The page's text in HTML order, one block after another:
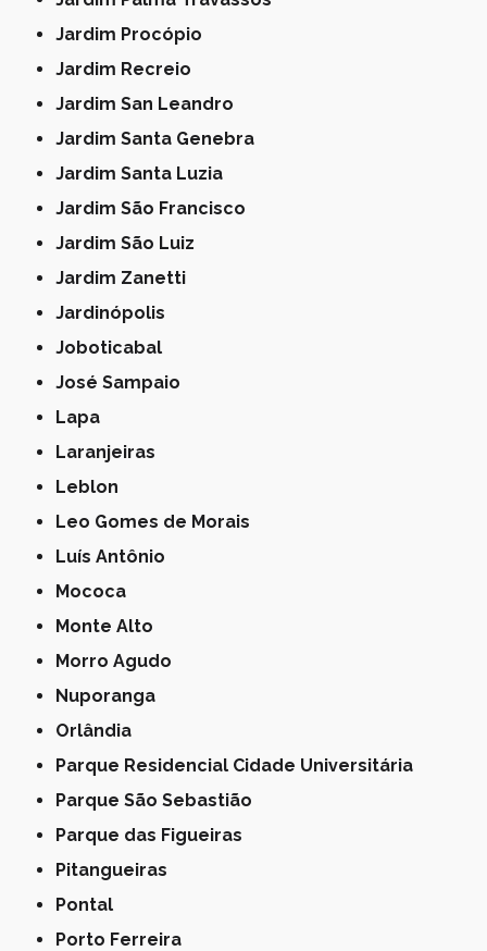
Jardim Procópio
Jardim Recreio
Jardim San Leandro
Jardim Santa Genebra
Jardim Santa Luzia
Jardim São Francisco
Jardim São Luiz
Jardim Zanetti
Jardinópolis
Joboticabal
José Sampaio
Lapa
Laranjeiras
Leblon
Leo Gomes de Morais
Luís Antônio
Mococa
Monte Alto
Morro Agudo
Nuporanga
Orlândia
Parque Residencial Cidade Universitária
Parque São Sebastião
Parque das Figueiras
Pitangueiras
Pontal
Porto Ferreira